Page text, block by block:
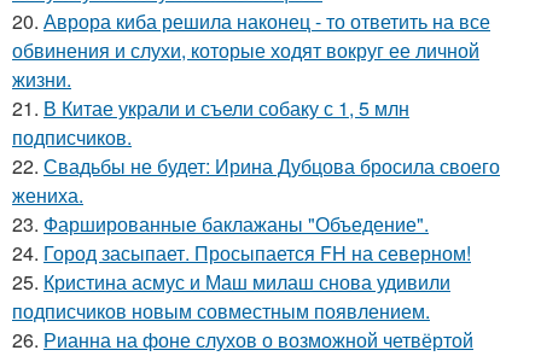
20. Аврора киба решила наконец - то ответить на все
обвинения и слухи, которые ходят вокруг ее личной
жизни.
21. В Китае украли и съели собаку с 1, 5 млн
подписчиков.
22. Свадьбы не будет: Ирина Дубцова бросила своего
жениха.
23. Фаршированные баклажаны "Объедение".
24. Город засыпает. Просыпается FH на северном!
25. Кристина асмус и Маш милаш снова удивили
подписчиков новым совместным появлением.
26. Рианна на фоне слухов о возможной четвёртой